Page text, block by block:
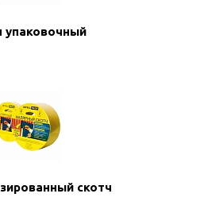
упаковочный
скотч